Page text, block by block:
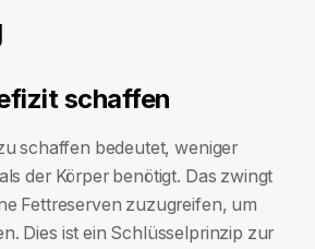
schaffen
schaffen bedeutet, weniger
der Körper benötigt. Das zwingt
Fettreserven zuzugreifen, um
Dies ist ein Schlüsselprinzip zur